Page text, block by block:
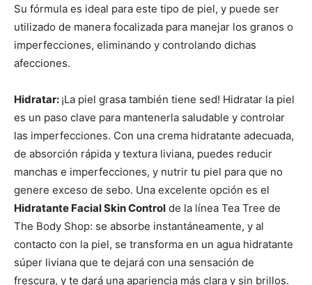
Su fórmula es ideal para este tipo de piel, y puede ser
utilizado de manera focalizada para manejar los granos o
imperfecciones, eliminando y controlando dichas
afecciones.
Hidratar: ¡La piel grasa también tiene sed! Hidratar la piel
es un paso clave para mantenerla saludable y controlar
las imperfecciones. Con una crema hidratante adecuada,
de absorción rápida y textura liviana, puedes reducir
manchas e imperfecciones, y nutrir tu piel para que no
genere exceso de sebo. Una excelente opción es el
Hidratante Facial Skin Control de la línea Tea Tree de
The Body Shop: se absorbe instantáneamente, y al
contacto con la piel, se transforma en un agua hidratante
súper liviana que te dejará con una sensación de
frescura, y te dará una apariencia más clara y sin brillos.